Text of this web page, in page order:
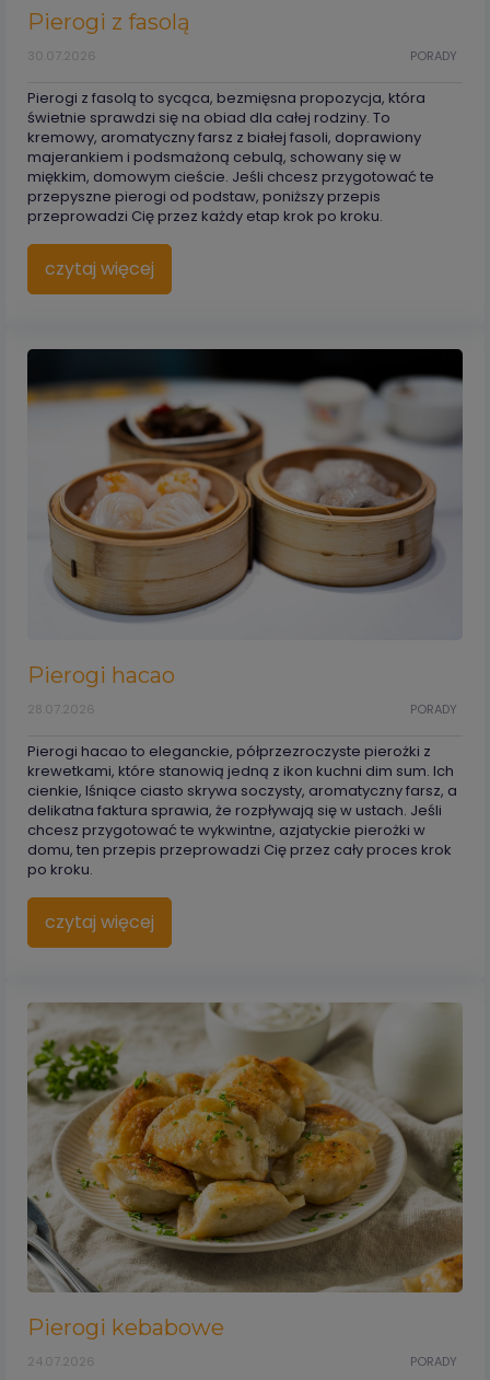
Pierogi z fasolą
PORADY
30.07.2026
Pierogi z fasolą to sycąca, bezmięsna propozycja, która
świetnie sprawdzi się na obiad dla całej rodziny. To
kremowy, aromatyczny farsz z białej fasoli, doprawiony
majerankiem i podsmażoną cebulą, schowany się w
miękkim, domowym cieście. Jeśli chcesz przygotować te
przepyszne pierogi od podstaw, poniższy przepis
przeprowadzi Cię przez każdy etap krok po kroku.
czytaj więcej
Pierogi hacao
PORADY
28.07.2026
Pierogi hacao to eleganckie, półprzezroczyste pierożki z
krewetkami, które stanowią jedną z ikon kuchni dim sum. Ich
cienkie, lśniące ciasto skrywa soczysty, aromatyczny farsz, a
delikatna faktura sprawia, że rozpływają się w ustach. Jeśli
chcesz przygotować te wykwintne, azjatyckie pierożki w
domu, ten przepis przeprowadzi Cię przez cały proces krok
po kroku.
czytaj więcej
Pierogi kebabowe
PORADY
24.07.2026